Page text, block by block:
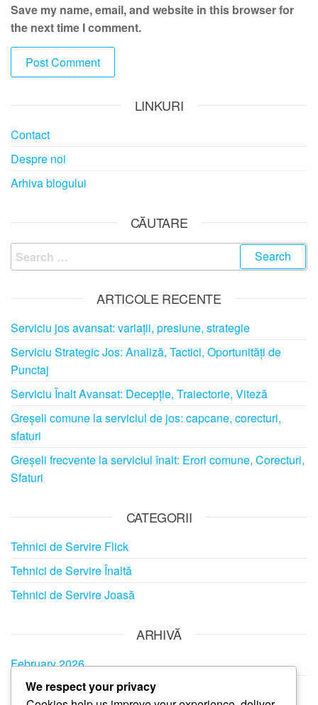
Save my name, email, and website in this browser for
the next time I comment.
LINKURI
Contact
Despre noi
Arhiva blogului
CĂUTARE
Search
for:
ARTICOLE RECENTE
Serviciu jos avansat: variații, presiune, strategie
Serviciu Strategic Jos: Analiză, Tactici, Oportunități de
Punctaj
Serviciu Înalt Avansat: Decepție, Traiectorie, Viteză
Greșeli comune la serviciul de jos: capcane, corecturi,
sfaturi
Greșeli frecvente la serviciul înalt: Erori comune, Corecturi,
Sfaturi
CATEGORII
Tehnici de Servire Flick
Tehnici de Servire Înaltă
Tehnici de Servire Joasă
ARHIVĂ
February 2026
January 2026
We respect your privacy